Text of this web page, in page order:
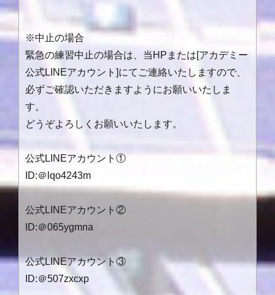
※中止の場合
緊急の練習中止の場合は、当 HP または[アカデミー
公式LINEアカウント ]にてご連絡いたしますので、
必ずご確認いただきますようにお願いいたしま
す。
どうぞよろしくお願いいたします。
公式LINEアカウント①
ID:＠lqo4243m
公式LINEアカウント②
ID:＠065ygmna
公式LINEアカウント③
ID:＠507zxcxp